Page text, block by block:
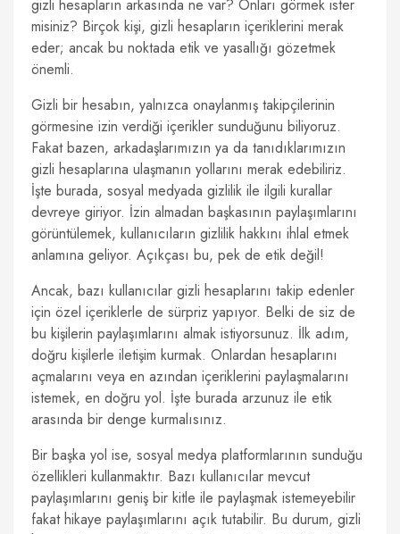
gizli hesapların arkasında ne var? Onları görmek ister
misiniz? Birçok kişi, gizli hesapların içeriklerini merak
eder; ancak bu noktada etik ve yasallığı gözetmek
önemli.
Gizli bir hesabın, yalnızca onaylanmış takipçilerinin
görmesine izin verdiği içerikler sunduğunu biliyoruz.
Fakat bazen, arkadaşlarımızın ya da tanıdıklarımızın
gizli hesaplarına ulaşmanın yollarını merak edebiliriz.
İşte burada, sosyal medyada gizlilik ile ilgili kurallar
devreye giriyor. İzin almadan başkasının paylaşımlarını
görüntülemek, kullanıcıların gizlilik hakkını ihlal etmek
anlamına geliyor. Açıkçası bu, pek de etik değil!
Ancak, bazı kullanıcılar gizli hesaplarını takip edenler
için özel içeriklerle de sürpriz yapıyor. Belki de siz de
bu kişilerin paylaşımlarını almak istiyorsunuz. İlk adım,
doğru kişilerle iletişim kurmak. Onlardan hesaplarını
açmalarını veya en azından içeriklerini paylaşmalarını
istemek, en doğru yol. İşte burada arzunuz ile etik
arasında bir denge kurmalısınız.
Bir başka yol ise, sosyal medya platformlarının sunduğu
özellikleri kullanmaktır. Bazı kullanıcılar mevcut
paylaşımlarını geniş bir kitle ile paylaşmak istemeyebilir
fakat hikaye paylaşımlarını açık tutabilir. Bu durum, gizli